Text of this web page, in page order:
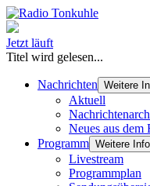
Jetzt läuft
Titel wird gelesen...
Nachrichten Weitere
Aktuell
Neues aus dem
Programm Weitere
Livestream
Programmplan